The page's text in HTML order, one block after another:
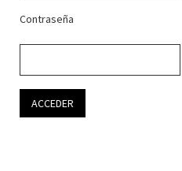
Contraseña